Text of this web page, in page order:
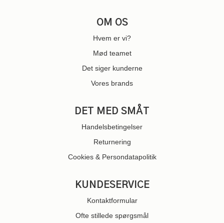
OM OS
Hvem er vi?
Mød teamet
Det siger kunderne
Vores brands
DET MED SMÅT
Handelsbetingelser
Returnering
Cookies & Persondatapolitik
KUNDESERVICE
Kontaktformular
Ofte stillede spørgsmål